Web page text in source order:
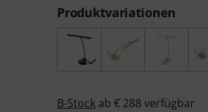
Produktvariationen
B-Stock ab € 288 verfügbar